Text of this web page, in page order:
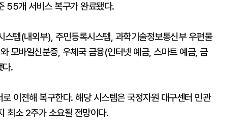
55개 서비스 복구가 완료됐다.
템(내외부), 주민등록시스템, 과학기술정보통신부 우편물
모바일신분증, 우체국 금융(인터넷 예금, 스마트 예금, 금
다.
이전해 복구한다. 해당 시스템은 국정자원 대구센터 민관
최소 2주가 소요될 전망이다.